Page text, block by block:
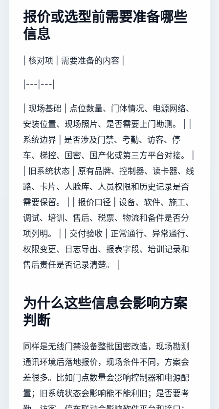
报价或选型前需要准备哪些
信息
| 核对项 | 需要准备的内容 |
|---|---|
| 现场基础 | 点位数量、门体情况、电源网络、
安装位置、现场照片、是否需要上门勘测。 | |
系统边界 | 是否涉及门禁、考勤、访客、停
车、梯控、国密、国产化或第三方平台对接。 |
| 旧系统状态 | 原有品牌、控制器、读卡器、线
路、卡片、人脸库、人员权限和历史记录是否
需要保留。 | | 报价口径 | 设备、软件、施工、
调试、培训、售后、税票、物流和备件是否分
项列明。 | | 交付验收 | 正常通行、异常通行、
权限变更、日志导出、报表字段、培训记录和
售后责任是否记录清楚。 |
为什么这些信息会影响方案
判断
同样是无线门禁设备整批国密改造，现场勘测
通讯环境后落地报价，现场条件不同，方案会
差很多。比如门点数量会影响控制器和电源配
置；旧系统状态会影响能不能利旧；是否要考